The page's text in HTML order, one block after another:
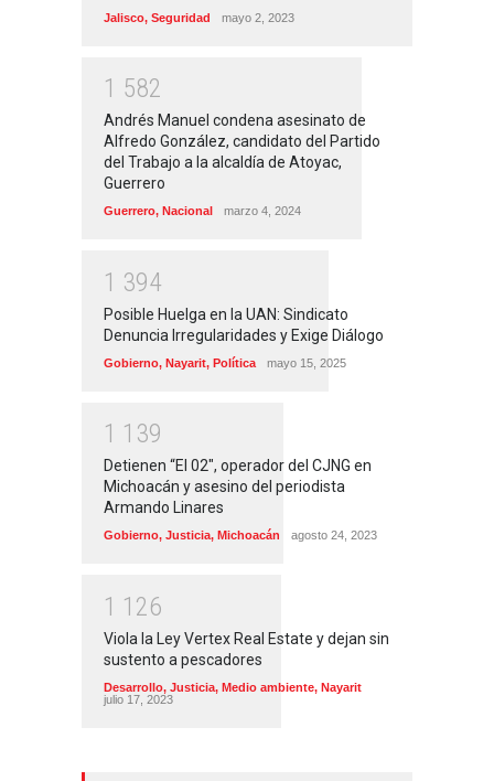
Jalisco, Seguridad mayo 2, 2023
1 582
Andrés Manuel condena asesinato de
Alfredo González, candidato del Partido
del Trabajo a la alcaldía de Atoyac,
Guerrero
Guerrero, Nacional marzo 4, 2024
1 394
Posible Huelga en la UAN: Sindicato
Denuncia Irregularidades y Exige Diálogo
Gobierno, Nayarit, Política mayo 15, 2025
1 1 39
Detienen “El 02″, operador del CJNG en
Michoacán y asesino del periodista
Armando Linares
Gobierno, Justicia, Michoacán agosto 24, 2023
1 1 26
Viola la Ley Vertex Real Estate y dejan sin
sustento a pescadores
Desarrollo, Justicia, Medio ambiente, Nayarit
julio 17, 2023